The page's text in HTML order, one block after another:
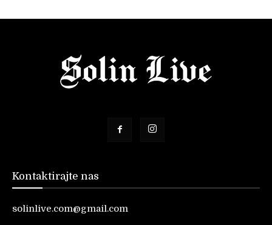
Kontaktirajte nas
solinlive.com@gmail.com